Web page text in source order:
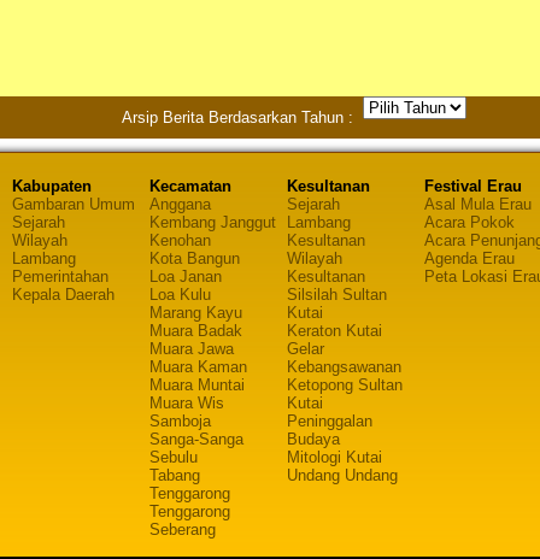
Arsip Berita Berdasarkan Tahun :
Kabupaten
Gambaran Umum
Sejarah
Wilayah
Lambang
Pemerintahan
Kepala Daerah
Kecamatan
Anggana
Kembang Janggut
Kenohan
Kota Bangun
Loa Janan
Loa Kulu
Marang Kayu
Muara Badak
Muara Jawa
Muara Kaman
Muara Muntai
Muara Wis
Samboja
Sanga-Sanga
Sebulu
Tabang
Tenggarong
Tenggarong
Seberang
Kesultanan
Sejarah
Lambang
Kesultanan
Wilayah
Kesultanan
Silsilah Sultan
Kutai
Keraton Kutai
Gelar
Kebangsawanan
Ketopong Sultan
Kutai
Peninggalan
Budaya
Mitologi Kutai
Undang Undang
Festival Erau
Asal Mula Erau
Acara Pokok
Acara
Agenda Erau
Peta Lokasi